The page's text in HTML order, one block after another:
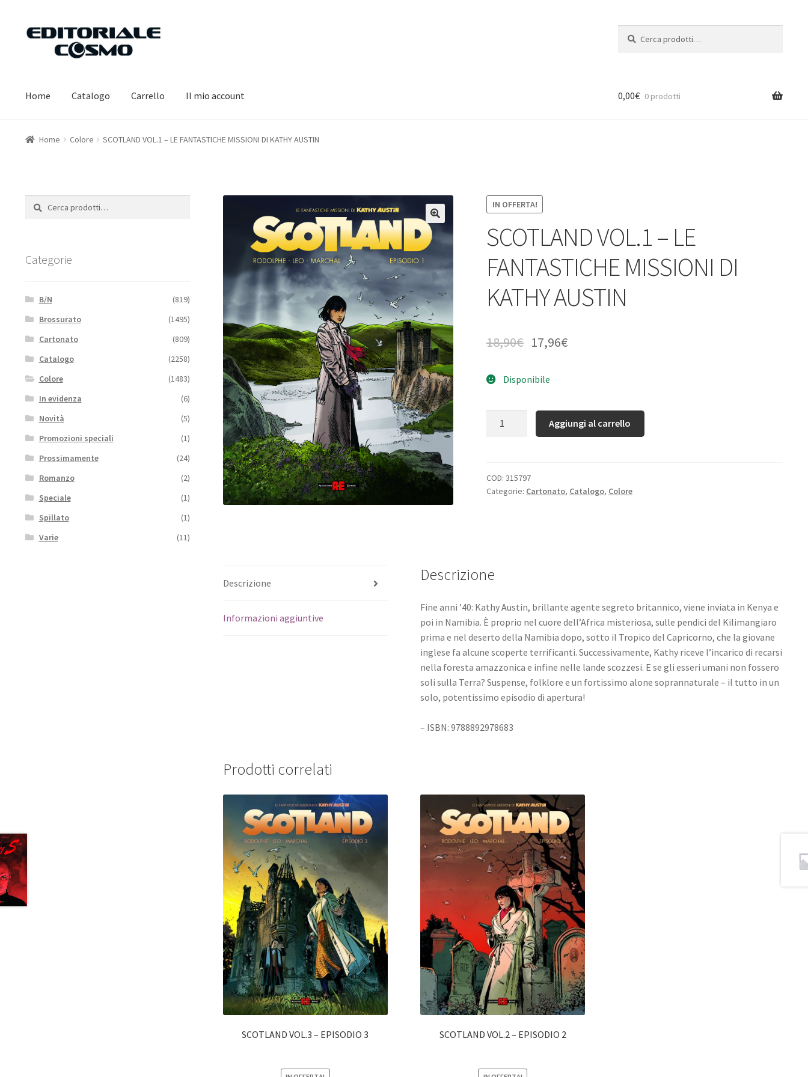
Vai
navigazione
Vai
Home Catalogo Carrello Il mio account 0,00€ 0 prodotti
Home Colore SCOTLAND VOL.1 – LE FANTASTICHE MISSIONI DI KATHY AUSTIN
IN OFFERTA!
SCOTLAND VOL.1 – LE
FANTASTICHE MISSIONI DI
KATHY AUSTIN
18,90€ 17,96€
Disponibile
Aggiungi al carrello
COD: 315797
Categorie: Cartonato, Catalogo, Colore
Descrizione
Informazioni aggiuntive
Descrizione
Fine anni ’40: Kathy Austin, brillante agente segreto britannico, viene inviata in Kenya e
poi in Namibia. È proprio nel cuore dell’Africa misteriosa, sulle pendici del Kilimangiaro
prima e nel deserto della Namibia dopo, sotto il Tropico del Capricorno, che la giovane
inglese fa alcune scoperte terrificanti. Successivamente, Kathy riceve l’incarico di recarsi
nella foresta amazzonica e infine nelle lande scozzesi. E se gli esseri umani non fossero
soli sulla Terra? Suspense, folklore e un fortissimo alone soprannaturale – il tutto in un
solo, potentissimo episodio di apertura!
– ISBN: 9788892978683
Prodotti correlati
SCOTLAND VOL.3 – EPISODIO 3 SCOTLAND VOL.2 – EPISODIO 2
Cerca:
Cerca
Categorie
B/N
(819)
Brossurato
(1495)
Cartonato
(809)
Catalogo
(2258)
Colore
(1483)
In evidenza
(6)
Novità
(5)
Promozioni speciali
(1)
Prossimamente
(24)
Romanzo
(2)
Speciale
(1)
Spillato
(1)
Varie
(11)